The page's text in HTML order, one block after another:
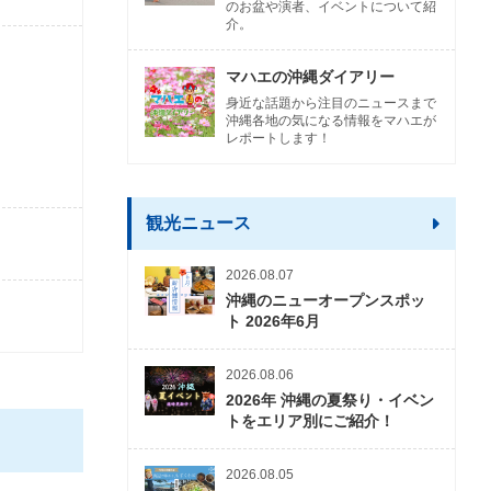
のお盆や演者、イベントについて紹
介。
マハエの沖縄ダイアリー
身近な話題から注目のニュースまで
沖縄各地の気になる情報をマハエが
レポートします！
観光ニュース
2026.08.07
沖縄のニューオープンスポッ
ト 2026年6月
2026.08.06
2026年 沖縄の夏祭り・イベン
トをエリア別にご紹介！
2026.08.05